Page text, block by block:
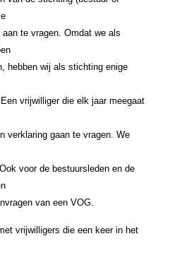
te vragen. Omdat we als
hebben wij als stichting enige
vrijwilliger die elk jaar meegaat
verklaring gaan te vragen. We
voor de bestuursleden en de
van een VOG.
vrijwilligers die een keer in het